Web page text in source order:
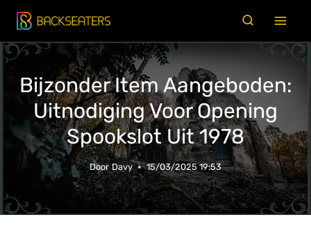
Doorgaan
naar
inhoud
Bijzonder Item Aangeboden:
Uitnodiging Voor Opening
Spookslot Uit 1978
Door Davy 15/03/2025 19:53